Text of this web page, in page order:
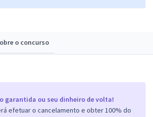
o concurso
garantida ou seu dinheiro de volta!
efetuar o cancelamento e obter 100% do